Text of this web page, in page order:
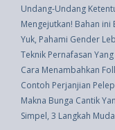
Undang-Undang
Mengejutkan! Bahan ini
Yuk, Pahami Gender
Teknik Pernafasan Yang
Cara Menambahkan
Contoh Perjanjian
Makna Bunga Cantik
Simpel, 3 Langkah